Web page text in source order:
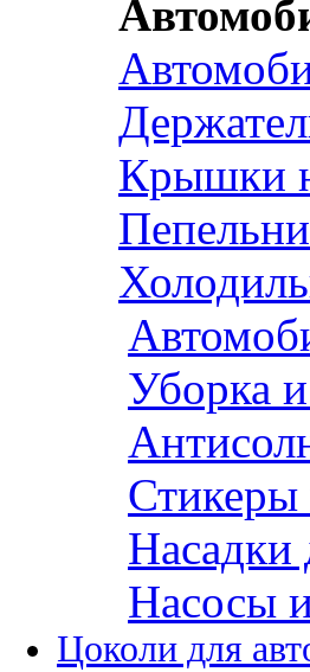
Крышки
Уборка
Стикеры
Насадки
Насосы
Цоколи для